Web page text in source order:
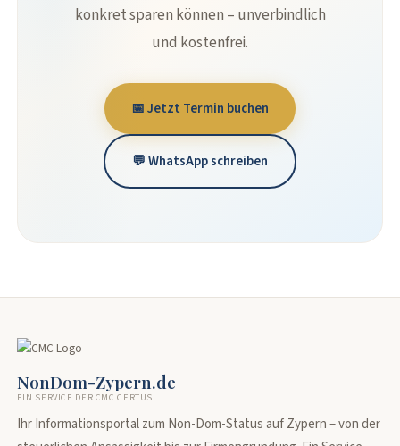
konkret sparen können – unverbindlich
und kostenfrei.
📅 Jetzt Termin buchen
💬 WhatsApp schreiben
NonDom-Zypern.de
EIN SERVICE DER CMC CERTUS
Ihr Informationsportal zum Non-Dom-Status auf Zypern – von der